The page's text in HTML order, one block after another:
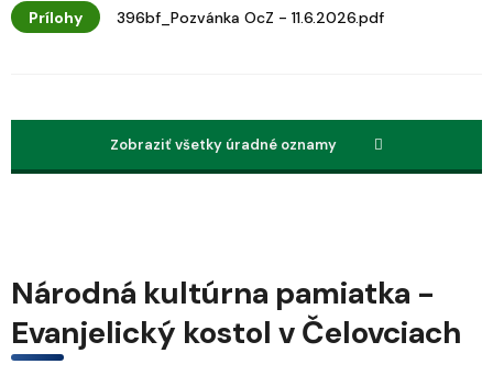
Prílohy 396bf_Pozvánka OcZ - 11.6.2026.pdf
Zobraziť všetky úradné oznamy
Národná kultúrna pamiatka -
Evanjelický kostol v Čelovciach